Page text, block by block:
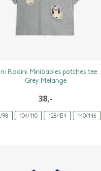
98 104/110 128/134 140/146
Rodini Minibabies patches tee
Grey Melange
38,-